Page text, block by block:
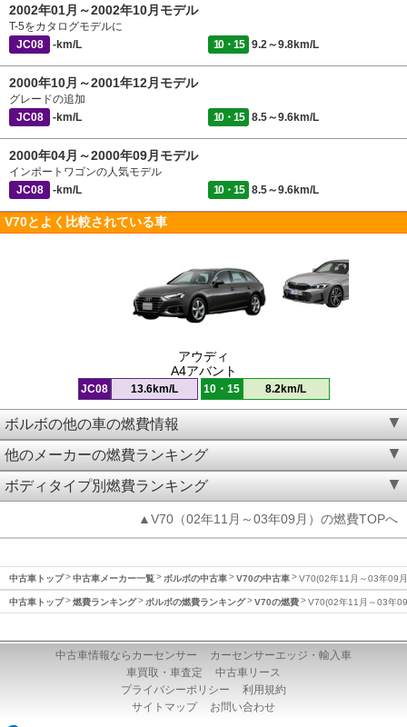
2002年01月～2002年10月モデル
T-5をカタログモデルに
JC08
-km/L 10・15 9.2～9.8km/L
2000年10月～2001年12月モデル
グレードの追加
JC08
-km/L 10・15 8.5～9.6km/L
2000年04月～2000年09月モデル
インポートワゴンの人気モデル
JC08
-km/L 10・15 8.5～9.6km/L
V70とよく比較されている車
アウディ
A4アバント
JC08 13.6km/L 10・15 8.2km/L
ボルボの他の車の燃費情報
他のメーカーの燃費ランキング
ボディタイプ別燃費ランキング
▲V70（02年11月～03年09月）の燃費TOPへ
中古車トップ 中古車メーカー一覧 ボルボの中古車 V70の中古車 V70(02年11月～03年09
中古車トップ 燃費ランキング ボルボの燃費ランキング V70の燃費 V70(02年11月～03年
中古車情報ならカーセンサー
カーセンサーエッジ・輸入車
車買取・車査定
中古車リース
プライバシーポリシー
利用規約
サイトマップ
お問い合わせ